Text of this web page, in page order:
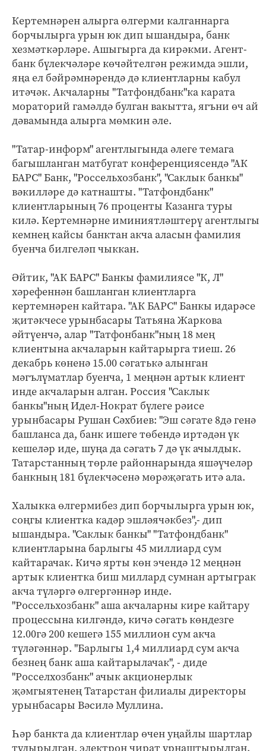
Кертемнәрен алырга өлгерми калганнарга
борчылырга урын юк дип ышандыра, банк
хезмәткәрләре. Ашыгырга да кирәкми. Агент-
банк бүлекчәләре көчәйтелгән режимда эшли,
яңа ел бәйрәмнәрендә дә клиентларны кабул
итәчәк. Акчаларны "Татфондбанк"ка карата
мораторий гамәлдә булган вакытта, ягъни өч ай
дәвамында алырга мөмкин әле.
"Татар-информ" агентлыгында әлеге темага
багышланган матбугат конференциясендә "АК
БАРС" Банк, "Россельхозбанк", "Саклык банкы"
вәкилләре дә катнашты. "Татфондбанк"
клиентларының 76 проценты Казанга туры
килә. Кертемнәрне иминиятләштерү агентлыгы
кемнең кайсы банктан акча аласын фамилия
буенча билгеләп чыккан.
Әйтик, "АК БАРС" Банкы фамилиясе "К, Л"
хәрефеннән башланган клиентларга
кертемнәрен кайтара. "АК БАРС" Банкы идарәсе
җитәкчесе урынбасары Татьяна Жаркова
әйтүенчә, алар "Татфонбанк"ның 18 мең
клиентына акчаларын кайтарырга тиеш. 26
декабрь көненә 15.00 сәгатькә алынган
мәгълүматлар буенча, 1 меңнән артык клиент
инде акчаларын алган. Россия "Саклык
банкы"ның Идел-Нократ бүлеге рәисе
урынбасары Рушан Сәхбиев: "Эш сәгате 8дә генә
башланса да, банк ишеге төбендә иртәдән үк
кешеләр иде, шуңа да сәгать 7 дә үк ачылдык.
Татарстанның төрле районнарында яшәүчеләр
банкның 181 бүлекчәсенә мөрәҗәгать итә ала.
Халыкка өлгермибез дип борчылырга урын юк,
соңгы клиентка кадәр эшләячәкбез",- дип
ышандыра. "Саклык банкы" "Татфондбанк"
клиентларына барлыгы 45 миллиард сум
кайтарачак. Кичә ярты көн эчендә 12 меңнән
артык клиентка биш миллард сумнан артыграк
акча түләргә өлгергәннәр инде.
"Россельхозбанк" аша акчаларны кире кайтару
процессына килгәндә, кичә сәгать көндезге
12.00гә 200 кешегә 155 миллион сум акча
түләгәннәр. "Барлыгы 1,4 миллиард сум акча
безнең банк аша кайтарылачак", - диде
"Росселхозбанк" ачык акционерлык
җәмгыятенең Татарстан филиалы директоры
урынбасары Вәсилә Муллина.
Һәр банкта да клиентлар өчен уңайлы шартлар
тудырылган, электрон чират урнаштырылган.